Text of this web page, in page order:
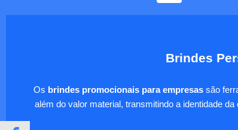
Brindes
Os brindes promocionais para empresassão
além do valor material, transmitindo a identidade